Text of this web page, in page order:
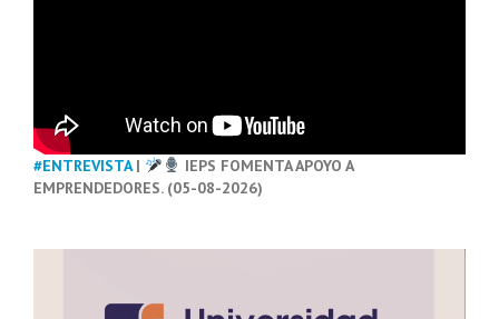
#ENTREVISTA|
IEPS FOMENTA APOYO A
EMPRENDEDORES. (05-08-2026)